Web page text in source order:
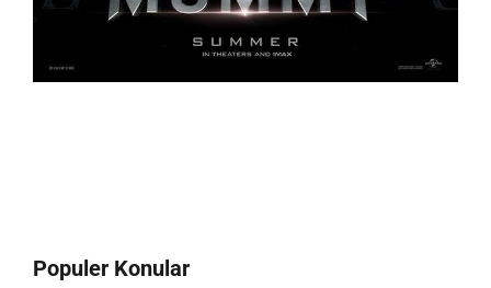
Populer Konular